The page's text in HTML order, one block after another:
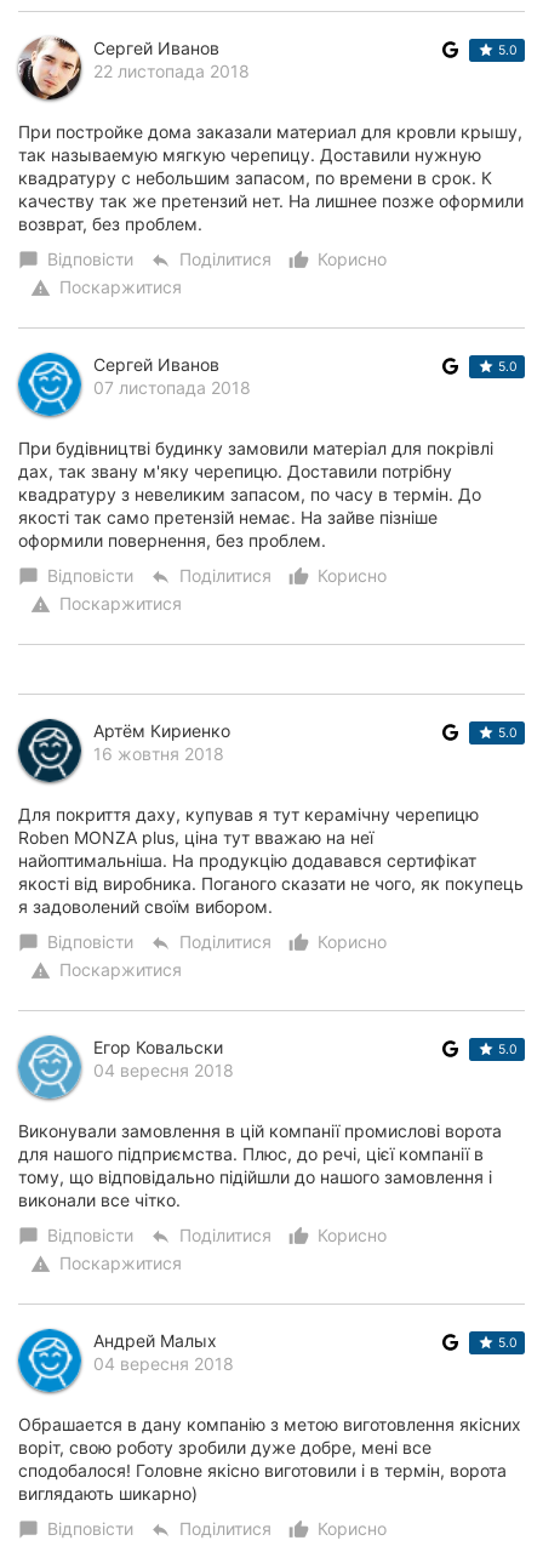
Сергей Иванов
22 листопада 2018
5.0
При постройке дома заказали материал для кровли крышу,
так называемую мягкую черепицу. Доставили нужную
квадратуру с небольшим запасом, по времени в срок. К
качеству так же претензий нет. На лишнее позже оформили
возврат, без проблем.
chat_bubble Відповісти reply Поділитися thumb_up_alt
Корисно
warning Поскаржитися
Сергей Иванов
07 листопада 2018
5.0
При будівництві будинку замовили матеріал для покрівлі
дах, так звану м'яку черепицю. Доставили потрібну
квадратуру з невеликим запасом, по часу в термін. До
якості так само претензій немає. На зайве пізніше
оформили повернення, без проблем.
chat_bubble Відповісти reply Поділитися thumb_up_alt
Корисно
warning Поскаржитися
Артём Кириенко
16 жовтня 2018
5.0
Для покриття даху, купував я тут керамічну черепицю
Roben MONZA plus, ціна тут вважаю на неї
найоптимальніша. На продукцію додавався сертифікат
якості від виробника. Поганого сказати не чого, як покупець
я задоволений своїм вибором.
chat_bubble Відповісти reply Поділитися thumb_up_alt
Корисно
warning Поскаржитися
Егор Ковальски
04 вересня 2018
5.0
Виконували замовлення в цій компанії промислові ворота
для нашого підприємства. Плюс, до речі, цієї компанії в
тому, що відповідально підійшли до нашого замовлення і
виконали все чітко.
chat_bubble Відповісти reply Поділитися thumb_up_alt
Корисно
warning Поскаржитися
Андрей Малых
04 вересня 2018
5.0
Обрашается в дану компанію з метою виготовлення якісних
воріт, свою роботу зробили дуже добре, мені все
сподобалося! Головне якісно виготовили і в термін, ворота
виглядають шикарно)
chat_bubble Відповісти reply Поділитися thumb_up_alt
Корисно